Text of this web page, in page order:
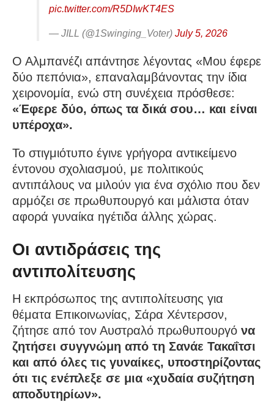
pic.twitter.com/R5DIwKT4ES
— JILL (@1Swinging_Voter) July 5, 2026
Ο Αλμπανέζι απάντησε λέγοντας «Μου έφερε
δύο πεπόνια», επαναλαμβάνοντας την ίδια
χειρονομία, ενώ στη συνέχεια πρόσθεσε:
«Έφερε δύο, όπως τα δικά σου… και είναι
υπέροχα».
Το στιγμιότυπο έγινε γρήγορα αντικείμενο
έντονου σχολιασμού, με πολιτικούς
αντιπάλους να μιλούν για ένα σχόλιο που δεν
αρμόζει σε πρωθυπουργό και μάλιστα όταν
αφορά γυναίκα ηγέτιδα άλλης χώρας.
Οι αντιδράσεις της
αντιπολίτευσης
Η εκπρόσωπος της αντιπολίτευσης για
θέματα Επικοινωνίας, Σάρα Χέντερσον,
ζήτησε από τον Αυστραλό πρωθυπουργό να
ζητήσει συγγνώμη από τη Σανάε Τακαΐτσι
και από όλες τις γυναίκες, υποστηρίζοντας
ότι τις ενέπλεξε σε μια «χυδαία συζήτηση
αποδυτηρίων».